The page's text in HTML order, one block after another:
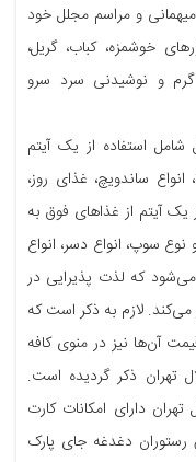
میهمانی و مراسم مجلل خود
خوشمزه، کباب، گریل،
گرم و نوشیدنی سرد سرو
شامل استفاده از یک آیتم
ساندویچ، غذای روز،
یک آیتم از غذاهای فوق به
نوع سوپ، انواع دسر، انواع
که لذت پذیرایی در
می‌کند. لازم به ذکر است که
آن‌ها نیز در منوی کافه
تهران ذکر گردیده است.
دارای امکانات کارت
دغدغه جای پارک